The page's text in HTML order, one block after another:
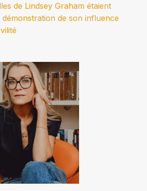
de Lindsey Graham étaient
démonstration de son influence